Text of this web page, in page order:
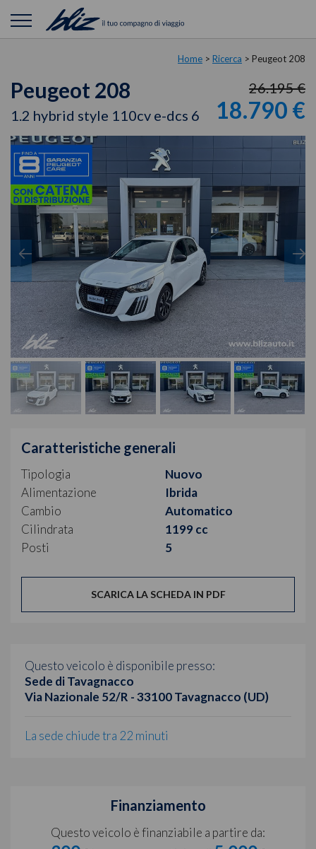
Home > Ricerca > Peugeot 208
Peugeot 208
1.2 hybrid style 110cv e-dcs 6
26.195 €
18.790 €
Caratteristiche generali
Tipologia
Nuovo
Alimentazione
Ibrida
Cambio
Automatico
Cilindrata
1199 cc
Posti
5
SCARICA LA SCHEDA IN PDF
Questo veicolo è disponibile presso:
Sede di Tavagnacco
Via Nazionale 52/R - 33100 Tavagnacco (UD)
La sede chiude tra 22 minuti
Finanziamento
Questo veicolo è finanziabile a partire da: